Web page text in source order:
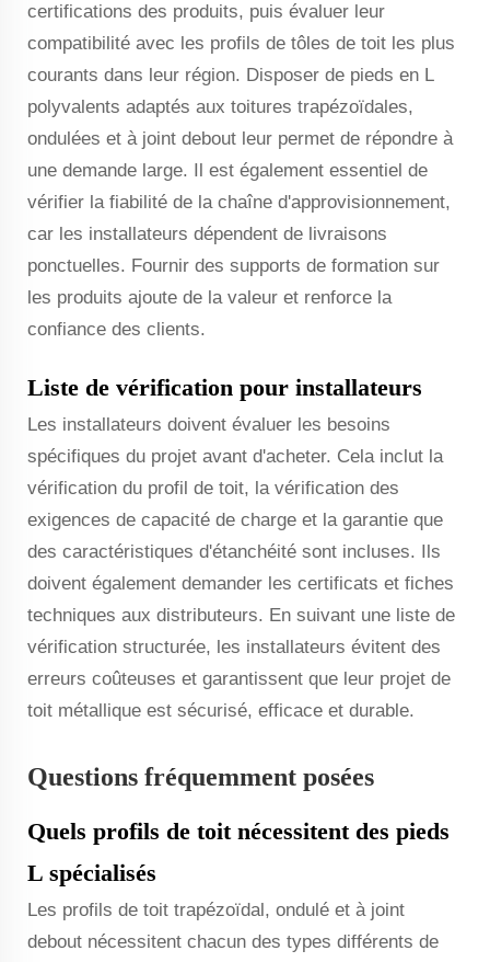
certifications des produits, puis évaluer leur
compatibilité avec les profils de tôles de toit les plus
courants dans leur région. Disposer de pieds en L
polyvalents adaptés aux toitures trapézoïdales,
ondulées et à joint debout leur permet de répondre à
une demande large. Il est également essentiel de
vérifier la fiabilité de la chaîne d'approvisionnement,
car les installateurs dépendent de livraisons
ponctuelles. Fournir des supports de formation sur
les produits ajoute de la valeur et renforce la
confiance des clients.
Liste de vérification pour installateurs
Les installateurs doivent évaluer les besoins
spécifiques du projet avant d'acheter. Cela inclut la
vérification du profil de toit, la vérification des
exigences de capacité de charge et la garantie que
des caractéristiques d'étanchéité sont incluses. Ils
doivent également demander les certificats et fiches
techniques aux distributeurs. En suivant une liste de
vérification structurée, les installateurs évitent des
erreurs coûteuses et garantissent que leur projet de
toit métallique est sécurisé, efficace et durable.
Questions fréquemment posées
Quels profils de toit nécessitent des pieds
L spécialisés
Les profils de toit trapézoïdal, ondulé et à joint
debout nécessitent chacun des types différents de